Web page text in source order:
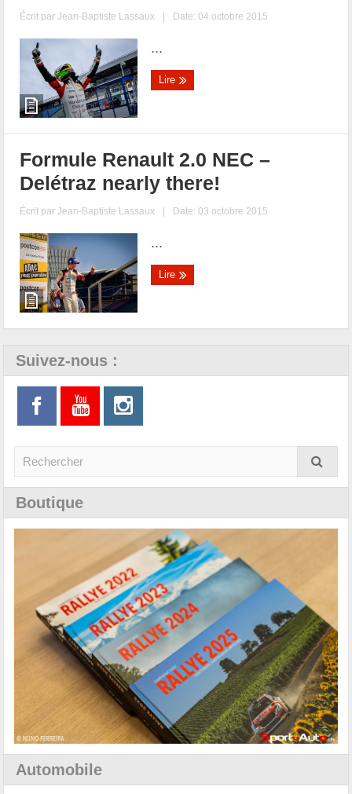
Écrit parJean-Baptiste Lassaux | Date: 04 octobre 2015
...
Lire
Formule Renault 2.0 NEC –
Delétraz nearly there!
Écrit parJean-Baptiste Lassaux | Date: 03 octobre 2015
...
Lire
Suivez-nous :
Boutique
Automobile